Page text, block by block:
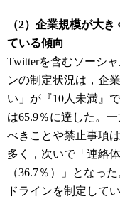
（2）企業規模が大
ている傾向
Twitterを含むソーシ
ンの制定状況は，企
い」が『10人未満』
は65.9％に達した。
べきことや禁止事項
多く，次いで「連絡
（36.7％）」となっ
ドラインを制定して